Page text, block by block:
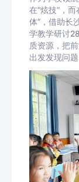
在“炫技”，
体”，借助长
学教学研讨
质资源，把
出发发现问